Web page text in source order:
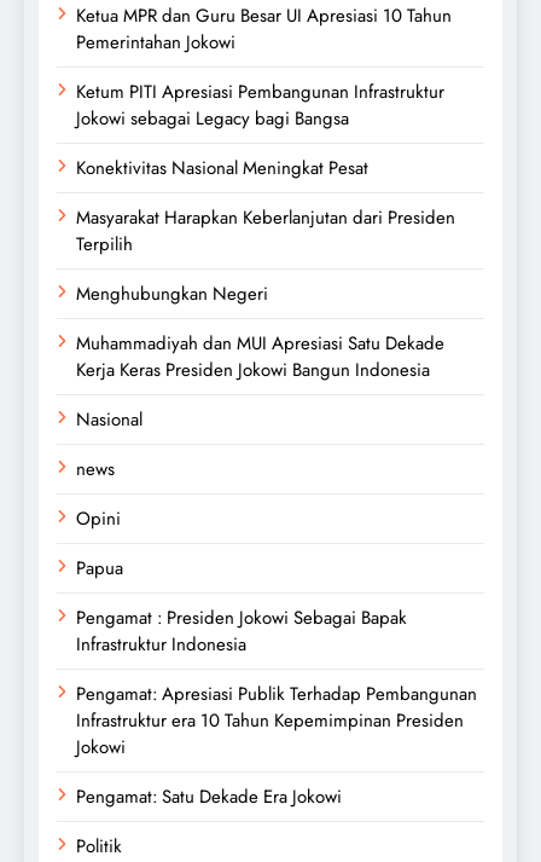
Ketua MPR dan Guru Besar UI Apresiasi 10 Tahun
Pemerintahan Jokowi
Ketum PITI Apresiasi Pembangunan Infrastruktur
Jokowi sebagai Legacy bagi Bangsa
Konektivitas Nasional Meningkat Pesat
Masyarakat Harapkan Keberlanjutan dari Presiden
Terpilih
Menghubungkan Negeri
Muhammadiyah dan MUI Apresiasi Satu Dekade
Kerja Keras Presiden Jokowi Bangun Indonesia
Nasional
news
Opini
Papua
Pengamat : Presiden Jokowi Sebagai Bapak
Infrastruktur Indonesia
Pengamat: Apresiasi Publik Terhadap Pembangunan
Infrastruktur era 10 Tahun Kepemimpinan Presiden
Jokowi
Pengamat: Satu Dekade Era Jokowi
Politik